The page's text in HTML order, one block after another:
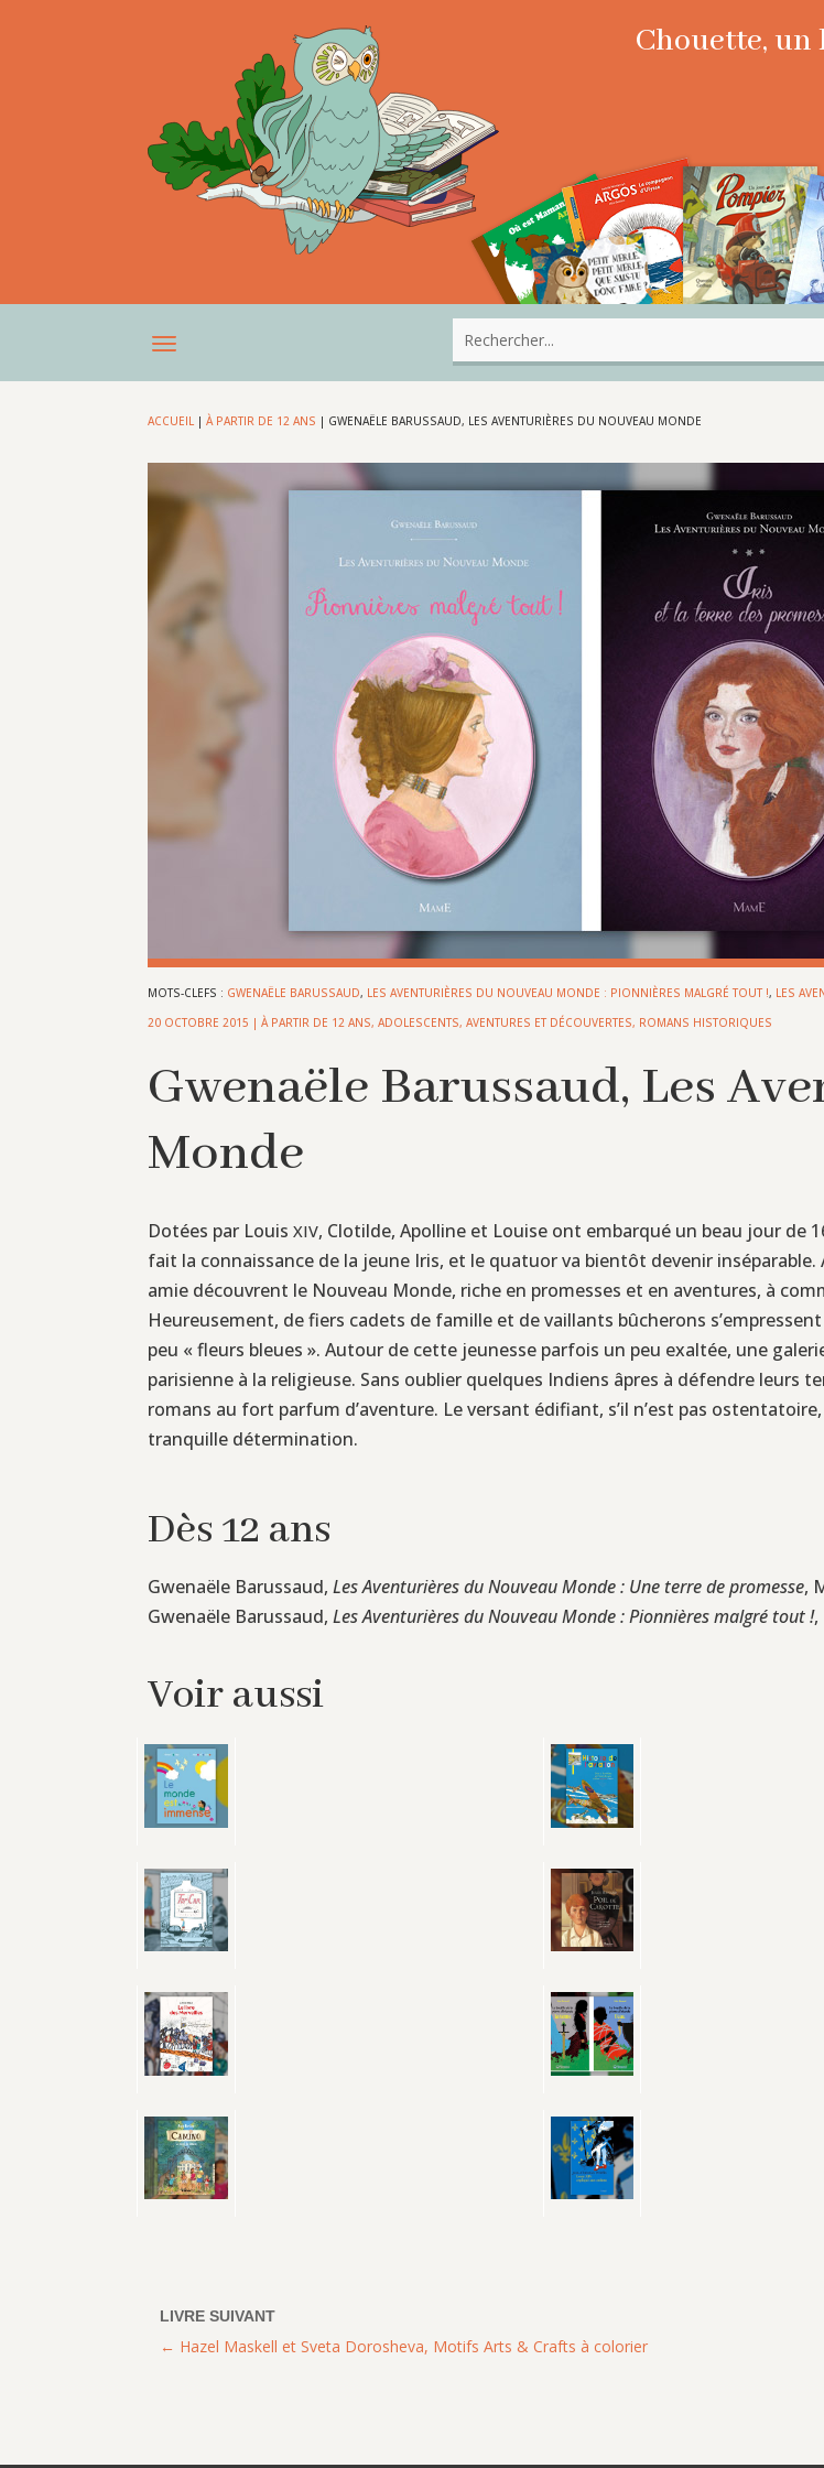
Chouette, un
ACCUEIL |À PARTIR DE 12 ANS | GWENAËLE BARUSSAUD, LES AVENTURIÈRES DU NOUVEAU MONDE
MOTS-CLEFS : GWENAËLE BARUSSAUD, LES AVENTURIÈRES DU NOUVEAU MONDE : PIONNIÈRES MALGRÉ TOUT !, LES
20 OCTOBRE 2015 |À PARTIR DE 12 ANS,ADOLESCENTS,AVENTURES ET DÉCOUVERTES, ROMANS HISTORIQUES
Gwenaële Barussaud, Les
Monde
Dotées par LouisXIV, Clotilde, Apolline et Louise ont embarqué un beau jour de
fait la connaissance de la jeune Iris, et le quatuor va bientôt devenir
amie découvrent le Nouveau Monde, riche en promesses et en aventures, à
Heureusement, de fiers cadets de famille et de vaillants bûcherons
peu « fleurs bleues ». Autour de cette jeunesse parfois un peu exaltée, une
parisienne à la religieuse. Sans oublier quelques Indiens âpres à défendre
romans au fort parfum d’aventure. Le versant édifiant, s’il n’est pas
tranquille détermination.
Dès 12 ans
Gwenaële Barussaud,Les Aventurières du Nouveau Monde : Une terre de promesse,
Gwenaële Barussaud,Les Aventurières du Nouveau Monde : Pionnières malgré tout !,
Voir aussi
Hazel Maskell et Sveta Dorosheva, Motifs Arts & Crafts à colorier